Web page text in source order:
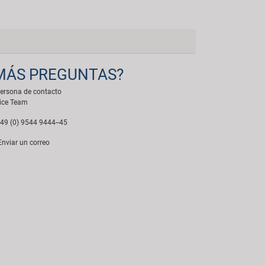
PREGUNTAS?
de contacto
Team
(0) 9544 9444--45
un correo